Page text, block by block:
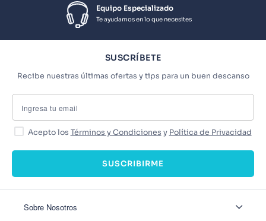
Equipo Especializado
Te ayudamos en lo que necesites
SUSCRÍBETE
Recibe nuestras últimas ofertas y tips para un buen descanso
Acepto los Términos y Condiciones y Política de Privacidad
SUSCRIBIRME
Sobre Nosotros